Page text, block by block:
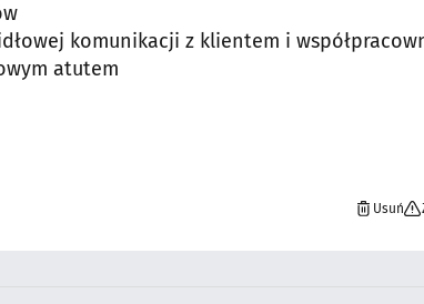
komunikacji z klientem i
atutem
Usuń